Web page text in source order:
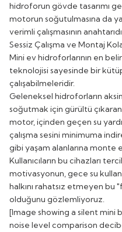
hidroforun gövde tasarımı
motorun soğutulmasına da
verimli çalışmasının
Sessiz Çalışma ve Montaj
Mini ev hidroforlarının en
teknolojisi sayesinde bir
çalışabilmeleridir.
Geleneksel hidroforların
soğutmak için gürültü
motor, içinden geçen su
çalışma sesini minimuma
gibi yaşam alanlarına monte
Kullanıcıların bu cihazları
motivasyonun, gece su
halkını rahatsız etmeyen bu
olduğunu gözlemliyoruz.
[Image showing a silent mini
noise level comparison